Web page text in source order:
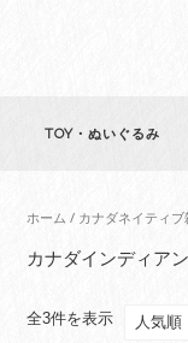
TOY・ぬいぐるみ
ホーム / カナダネイティブ
カナダインディア
全3件を表示人